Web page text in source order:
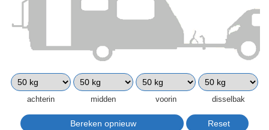
achterin midden voorin disselbak